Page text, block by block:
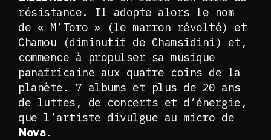
résistance. Il adopte alors le nom
de « M’Toro » (le marron révolté) et
Chamou (diminutif de Chamsidini) et,
commence à propulser sa musique
panafricaine aux quatre coins de la
planète. 7 albums et plus de 20 ans
de luttes, de concerts et d’énergie,
que l’artiste divulgue au micro de
Nova.